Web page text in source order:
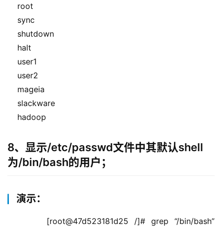
root
sync
shutdown
halt
user1
user2
mageia
slackware
hadoop
8、显示/etc/passwd文件中其默认shell
为/bin/bash的用户；
演示：
[root@47d523181d25 /]# grep “/bin/bash”